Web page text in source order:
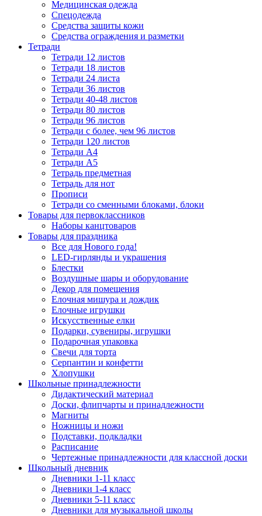
Медицинская одежда
Спецодежда
Средства защиты кожи
Средства ограждения и разметки
Тетради
Тетради 12 листов
Тетради 18 листов
Тетради 24 листа
Тетради 36 листов
Тетради 40-48 листов
Тетради 80 листов
Тетради 96 листов
Тетради с более, чем 96 листов
Тетради 120 листов
Тетради А4
Тетради А5
Тетрадь предметная
Тетрадь для нот
Прописи
Тетради со сменными блоками, блоки
Товары для первоклассников
Наборы канцтоваров
Товары для праздника
Все для Нового года!
LED-гирлянды и украшения
Блестки
Воздушные шары и оборудование
Декор для помещения
Елочная мишура и дождик
Елочные игрушки
Искусственные елки
Подарки, сувениры, игрушки
Подарочная упаковка
Свечи для торта
Серпантин и конфетти
Хлопушки
Школьные принадлежности
Дидактический материал
Доски, флипчарты и принадлежности
Магниты
Ножницы и ножи
Подставки, подкладки
Расписание
Чертежные принадлежности для классной доски
Школьный дневник
Дневники 1-11 класс
Дневники 1-4 класс
Дневники 5-11 класс
Дневники для музыкальной школы